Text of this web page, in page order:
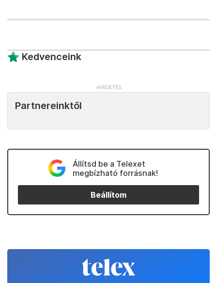
Kedvenceink
Partnereinktől
Állítsd be a Telexet
megbízható forrásnak!
Beállítom